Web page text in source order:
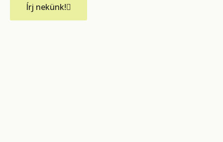
Írj nekünk!